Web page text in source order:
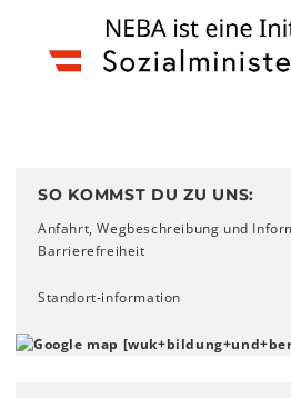
SO KOMMST DU ZU UNS:
Anfahrt, Wegbeschreibung und
Barrierefreiheit
Standort-information